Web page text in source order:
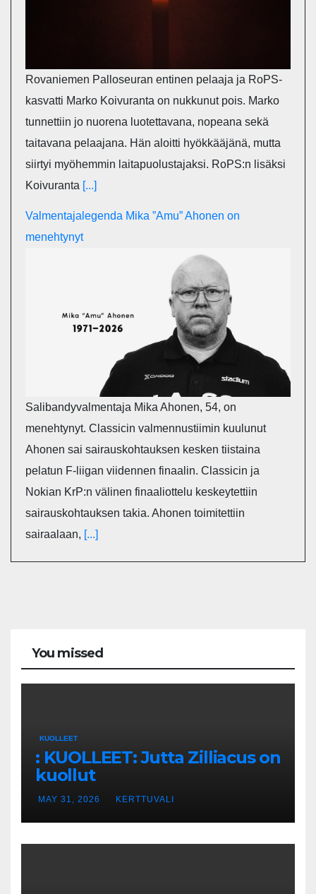
Rovaniemen Palloseuran entinen pelaaja ja RoPS-
kasvatti Marko Koivuranta on nukkunut pois. Marko
tunnettiin jo nuorena luotettavana, nopeana sekä
taitavana pelaajana. Hän aloitti hyökkääjänä, mutta
siirtyi myöhemmin laitapuolustajaksi. RoPS:n lisäksi
Koivuranta [...]
Valmentajalegenda Mika ”Amu” Ahonen on
menehtynyt
Salibandyvalmentaja Mika Ahonen, 54, on
menehtynyt. Classicin valmennustiimin kuulunut
Ahonen sai sairauskohtauksen kesken tiistaina
pelatun F-liigan viidennen finaalin. Classicin ja
Nokian KrP:n välinen finaaliottelu keskeytettiin
sairauskohtauksen takia. Ahonen toimitettiin
sairaalaan, [...]
You missed
KUOLLEET
: KUOLLEET: Jutta Zilliacus on
kuollut
MAY 31, 2026 KERTTUVALI